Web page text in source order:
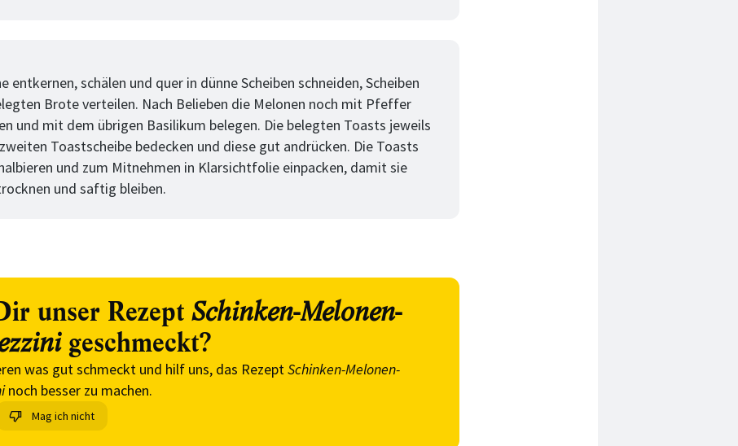
entkernen, schälen und quer in dünne Scheiben schneiden, Scheiben
Brote verteilen. Nach Belieben die Melonen noch mit Pfeffer
und mit dem übrigen Basilikum belegen. Die belegten Toasts jeweils
Toastscheibe bedecken und diese gut andrücken. Die Toasts
und zum Mitnehmen in Klarsichtfolie einpacken, damit sie
und saftig bleiben.
unser Rezept Schinken-Melonen-
geschmeckt?
was gut schmeckt und hilf uns, das RezeptSchinken-Melonen-
noch besser zu machen.
Mag ich nicht